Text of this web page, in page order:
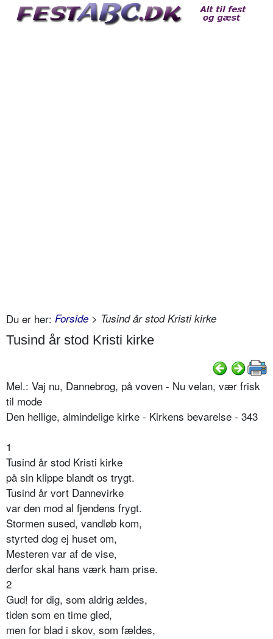
Du er her: Forside > Tusind år stod Kristi kirke
Tusind år stod Kristi kirke
Mel.: Vaj nu, Dannebrog, på voven - Nu velan, vær frisk
til mode
Den hellige, almindelige kirke - Kirkens bevarelse - 343
1
Tusind år stod Kristi kirke
på sin klippe blandt os trygt.
Tusind år vort Dannevirke
var den mod al fjendens frygt.
Stormen sused, vandløb kom,
styrted dog ej huset om,
Mesteren var af de vise,
derfor skal hans værk ham prise.
2
Gud! for dig, som aldrig ældes,
tiden som en time gled,
men for blad i skov, som fældes,